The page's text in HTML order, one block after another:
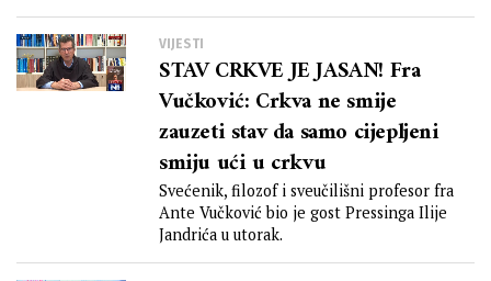
VIJESTI
STAV CRKVE JE JASAN! Fra
Vučković: Crkva ne smije
zauzeti stav da samo cijepljeni
smiju ući u crkvu
Svećenik, filozof i sveučilišni profesor fra
Ante Vučković bio je gost Pressinga Ilije
Jandrića u utorak.